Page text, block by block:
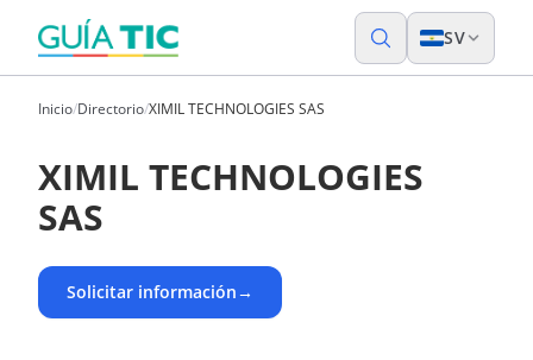
SV
Inicio/Directorio/XIMIL TECHNOLOGIES SAS
XIMIL TECHNOLOGIES
SAS
Solicitar información→